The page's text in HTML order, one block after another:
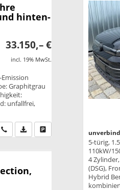
hinten-
33.150,– €
incl. 19% MwSt.
Graphitgrau
unfallfrei,
Wir rufen Sie anPDF-Datei, Fahrzeugexposé
Drucken, parken oder
5-türig,
110kW/
4
(DSG),
Hybrid